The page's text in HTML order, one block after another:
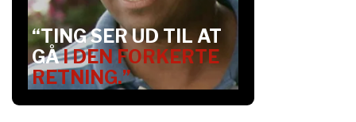
“TING SER UD TIL AT
GÅI DEN FORKERTE
RETNING.”